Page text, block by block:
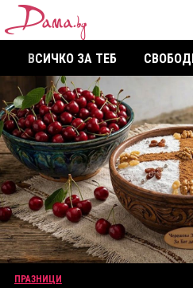
ВСИЧКО ЗА ТЕБ
ПРАЗНИЦИ